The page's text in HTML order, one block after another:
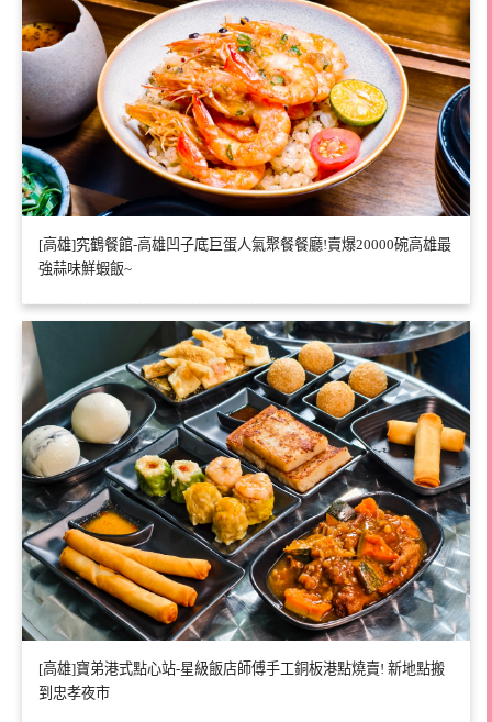
[高雄]究鶴餐館-高雄凹子底巨蛋人氣聚餐餐廳!賣爆20000碗高雄最
強蒜味鮮蝦飯~
[高雄]寶弟港式點心站-星級飯店師傅手工銅板港點燒賣! 新地點搬
到忠孝夜市